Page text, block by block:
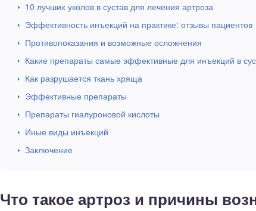
10 лучших уколов в сустав для лечения артроза
Эффективность инъекций на практике: отзывы пациентов
Противопоказания и возможные осложнения
Какие препараты самые эффективные для инъекций в
Как разрушается ткань хряща
Эффективные препараты
Препараты гиалуроновой кислоты
Иные виды инъекций
Заключение
Что такое артроз и причины